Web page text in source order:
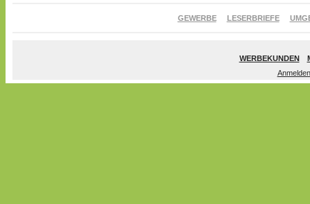
GEWERBE LESERBRIEFE
WERBEKUNDEN
Anmelden